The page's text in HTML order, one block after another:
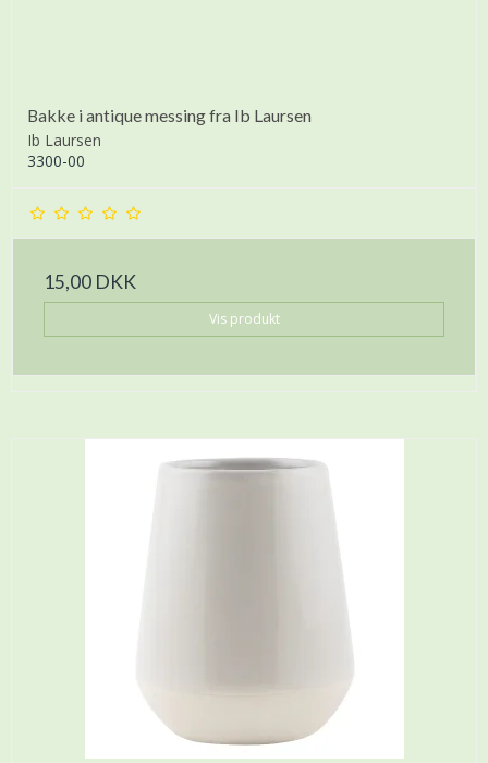
Bakke i antique messing fra Ib Laursen
Ib Laursen
3300-00
15,00 DKK
Vis produkt